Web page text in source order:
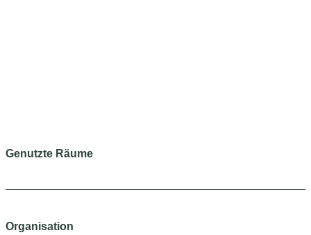
Genutzte Räume
Organisation